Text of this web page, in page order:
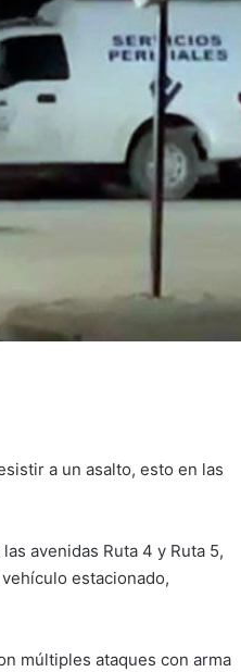
a un asalto, esto en las
avenidas Ruta 4 y Ruta 5,
estacionado,
múltiples ataques con arma